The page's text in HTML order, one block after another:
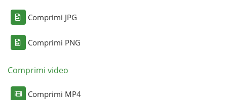
Comprimi JPG
Comprimi PNG
Comprimi video
Comprimi MP4